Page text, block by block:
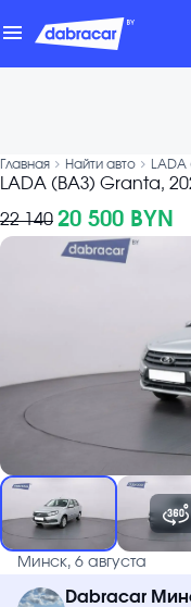
menu
Главная chevron_forward Найти авто chevron_forward
LADA (ВАЗ) Granta,
22 140 20 500 BYN
Минск, 6 августа
Dabracar